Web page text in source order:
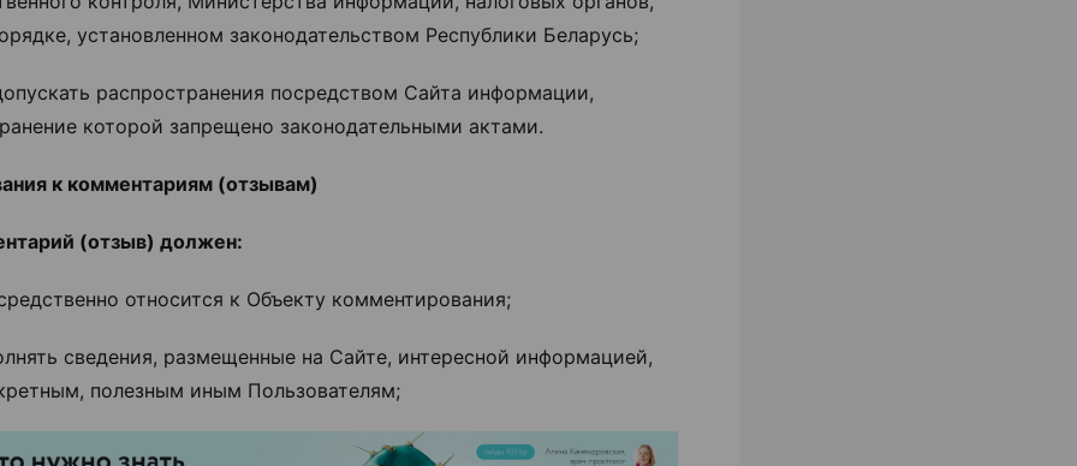
установленном законодательством Республики Беларусь;
распространения посредством Сайта информации,
которой запрещено законодательными актами.
к комментариям (отзывам)
(отзыв) должен:
относится к Объекту комментирования;
сведения, размещенные на Сайте, интересной информацией,
полезным иным Пользователям;